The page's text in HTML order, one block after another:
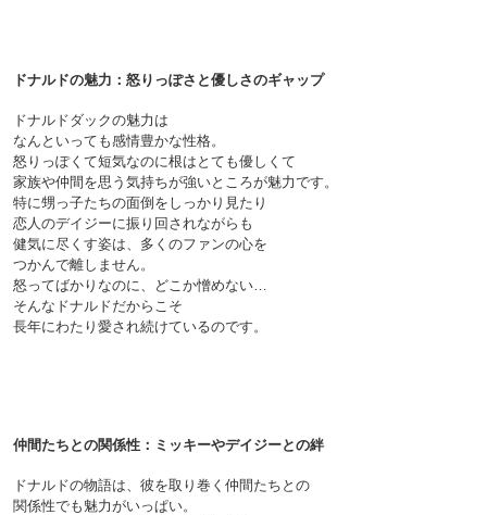
ドナルドの魅力：怒りっぽさと優しさのギャップ
ドナルドダックの魅力は
なんといっても感情豊かな性格。
怒りっぽくて短気なのに根はとても優しくて
家族や仲間を思う気持ちが強いところが魅力です。
特に甥っ子たちの面倒をしっかり見たり
恋人のデイジーに振り回されながらも
健気に尽くす姿は、多くのファンの心を
つかんで離しません。
怒ってばかりなのに、どこか憎めない…
そんなドナルドだからこそ
長年にわたり愛され続けているのです。
仲間たちとの関係性：ミッキーやデイジーとの絆
ドナルドの物語は、彼を取り巻く仲間たちとの
関係性でも魅力がいっぱい。